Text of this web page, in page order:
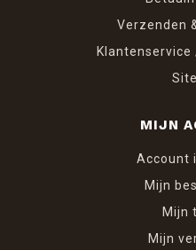
Verzenden
MIJN
Account
Mijn
Mijn
Mijn